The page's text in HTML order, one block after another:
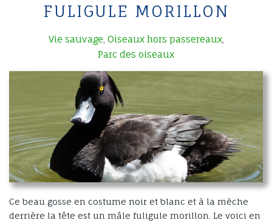
FULIGULE MORILLON
Vie sauvage Oiseaux hors passereaux,
Parc des oiseaux
Ce beau gosse en costume noir et blanc et à la mèche
derrière la tête est un mâle fuligule morillon. Le voici en